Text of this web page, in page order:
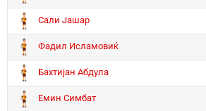
Сали Јашар
Фадил Исламовиќ
Бахтијан Абдула
Емин Симбат